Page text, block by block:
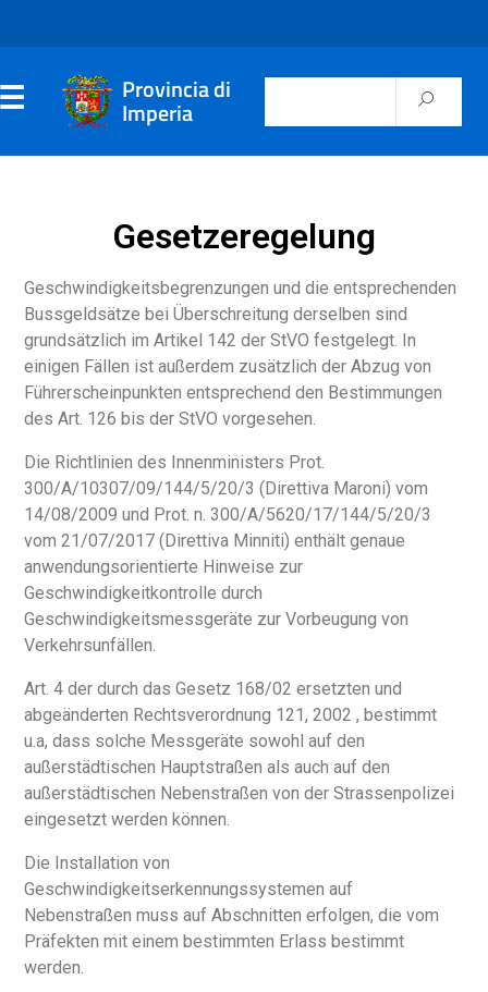
Provincia di
Imperia
Deutsch
Gesetzeregelung
Geschwindigkeitsbegrenzungen und die entsprechenden
Bussgeldsätze bei Überschreitung derselben sind
grundsätzlich im Artikel 142 der StVO festgelegt. In
einigen Fällen ist außerdem zusätzlich der Abzug von
Führerscheinpunkten entsprechend den Bestimmungen
des Art. 126 bis der StVO vorgesehen.
Die Richtlinien des Innenministers Prot.
300/A/10307/09/144/5/20/3 (Direttiva Maroni) vom
14/08/2009 und Prot. n. 300/A/5620/17/144/5/20/3
vom 21/07/2017 (Direttiva Minniti) enthält genaue
anwendungsorientierte Hinweise zur
Geschwindigkeitkontrolle durch
Geschwindigkeitsmessgeräte zur Vorbeugung von
Verkehrsunfällen.
Art. 4 der durch das Gesetz 168/02 ersetzten und
abgeänderten Rechtsverordnung 121, 2002 , bestimmt
u.a, dass solche Messgeräte sowohl auf den
außerstädtischen Hauptstraßen als auch auf den
außerstädtischen Nebenstraßen von der Strassenpolizei
eingesetzt werden können.
Die Installation von
Geschwindigkeitserkennungssystemen auf
Nebenstraßen muss auf Abschnitten erfolgen, die vom
Präfekten mit einem bestimmten Erlass bestimmt
werden.